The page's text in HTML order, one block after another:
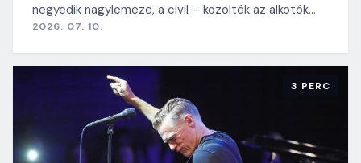
negyedik nagylemeze, a civil – közölték az alkotók…
2026. 07. 10.
3 PERC